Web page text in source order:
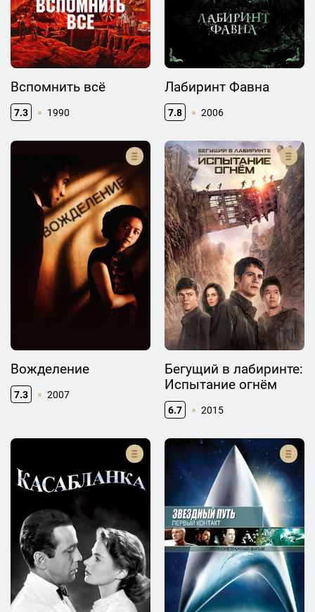
Вспомнить всё
7.3 1990
Лабиринт Фавна
7.8 2006
Вожделение
7.3 2007
Бегущий в лабиринте:
Испытание огнём
6.7 2015